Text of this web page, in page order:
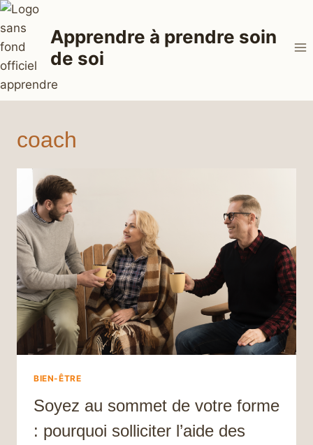
Aller
au
contenu
Apprendre à prendre soin
de soi
coach
BIEN-ÊTRE
Soyez au sommet de votre forme
: pourquoi solliciter l’aide des